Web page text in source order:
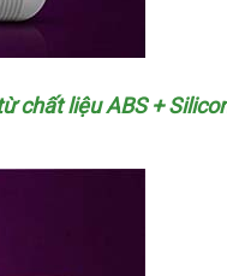
chất liệu ABS +